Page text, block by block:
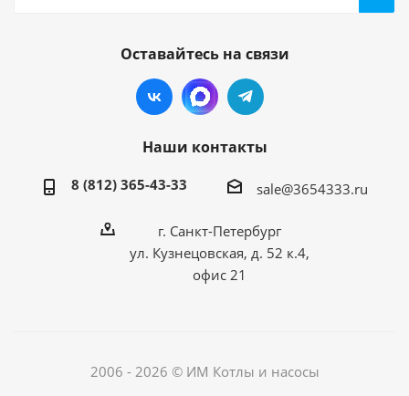
Оставайтесь на связи
Наши контакты
8 (812) 365-43-33 sale@3654333.ru
г. Санкт-Петербург
ул. Кузнецовская, д. 52 к.4,
офис 21
2006 - 2026 © ИМ Котлы и насосы